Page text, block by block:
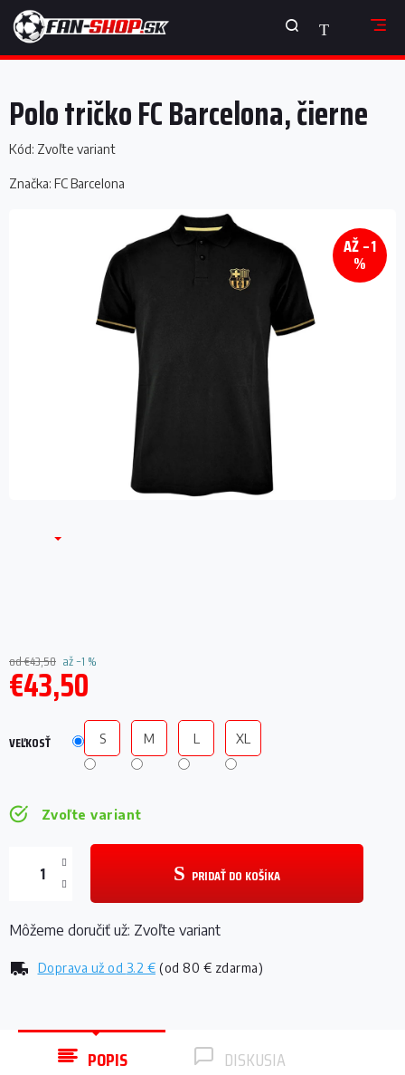
Prejsť
obsah
NÁKUPNÝ
KOŠÍK
Polo tričko FC Barcelona, ​​čierne
Kód: Zvoľte variant
Značka: FC Barcelona
AŽ –1
%
od €43,50 až –1 %
€43,50
cena:
Zvoľte variant
Doprava už od 3.2 € (od 80 € zdarma)
VEĽKOSŤ S M L XL
PRIDAŤ DO KOŠÍKA
Môžeme doručiť už: Zvoľte variant
POPIS DISKUSIA